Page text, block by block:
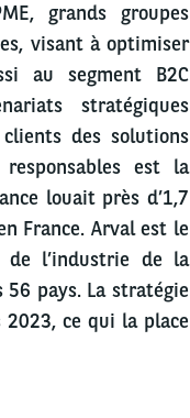
grands groupes
visant à optimiser
au segment B2C
stratégiques
des solutions
est la
louait près d’1,7
France. Arval est le
de l’industrie de la
pays. La stratégie
2023, ce qui la place